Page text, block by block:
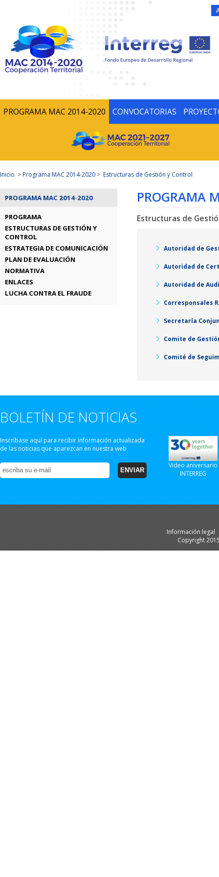
PROGRAMA MAC 2014-2020 CONVOCATORIAS
Inicio >Programa MAC 2014-2020 > Estructuras de Gestión y Control
PROGRAMA MAC 2014-2020
PROGRAMA
ESTRUCTURAS DE GESTIÓN Y
CONTROL
ESTRATEGIA DE COMUNICACIÓN
PLAN DE EVALUACIÓN
NORMATIVA
ENLACES
LUCHA CONTRA EL FRAUDE
PROGRAMA
Estructuras de
Autoridad de
Autoridad de
Autoridad de
Corresponsales
Secretaría
Comite de
Comité de
BOLETÍN DE NOTICIAS
Inscríbase aquí para recibir información actualizada
de las noticias que aparezcan en nuestra web
Video aniversario
INTERREG
Información legal
Copyright